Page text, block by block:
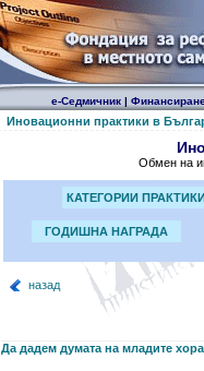
е-Седмичник|
Иновационни практики в
Обмен на
КАТЕГОРИИ
ГОДИШНА НАГРАДА
назад
Да дадем думата на младите